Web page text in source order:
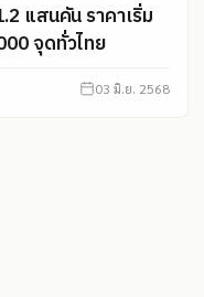
แสนคัน ราคาเริ่ม
จุดทั่วไทย
03 มิ.ย. 2568